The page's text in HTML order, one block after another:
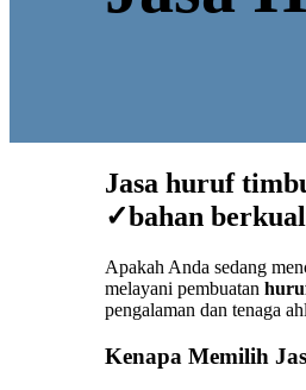
Jasa huruf
✓bahan
Apakah Anda sedang
melayani pembuatan
pengalaman dan tenaga
Kenapa Memilih